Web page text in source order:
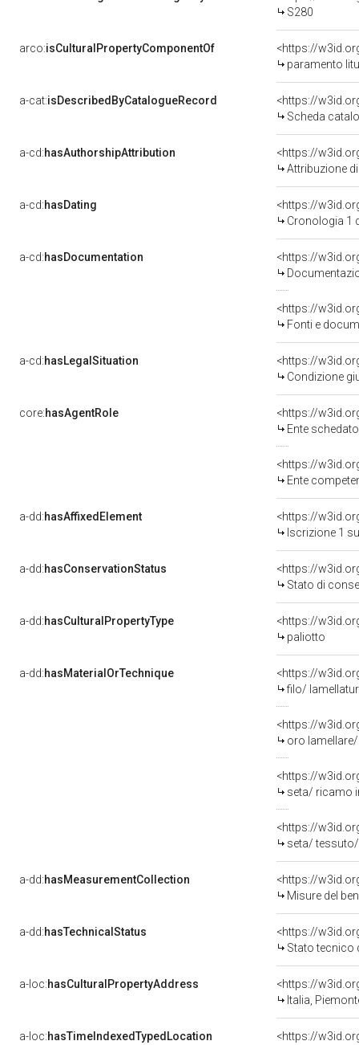
S280
arco:isCulturalPropertyComponentOf
<https://
paramento
a-cat:isDescribedByCatalogueRecord
<https://
Scheda
a-cd:hasAuthorshipAttribution
Attribuzione
a-cd:hasDating
<https://
Cronologia 1
a-cd:hasDocumentation
<https://
Fonti e
a-cd:hasLegalSituation
Condizione
core:hasAgentRole
<https://
Ente schedatore
<https://
Ente competente per
a-dd:hasAffixedElement
<https://
Iscrizione 1
a-dd:hasConservationStatus
<https://
Stato di
a-dd:hasCulturalPropertyType
<https://
paliotto
a-dd:hasMaterialOrTechnique
<https://
filo/
<https://
oro
<https://
seta/ ricamo
<https://
seta/
a-dd:hasMeasurementCollection
<https://
Misure del
a-dd:hasTechnicalStatus
<https://
Stato tecnico
a-loc:hasCulturalPropertyAddress
<https://
Italia,
a-loc:hasTimeIndexedTypedLocation
<https://